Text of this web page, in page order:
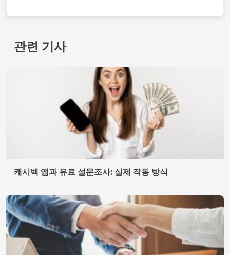
관련 기사
캐시백 앱과 유료 설문조사: 실제 작동 방식